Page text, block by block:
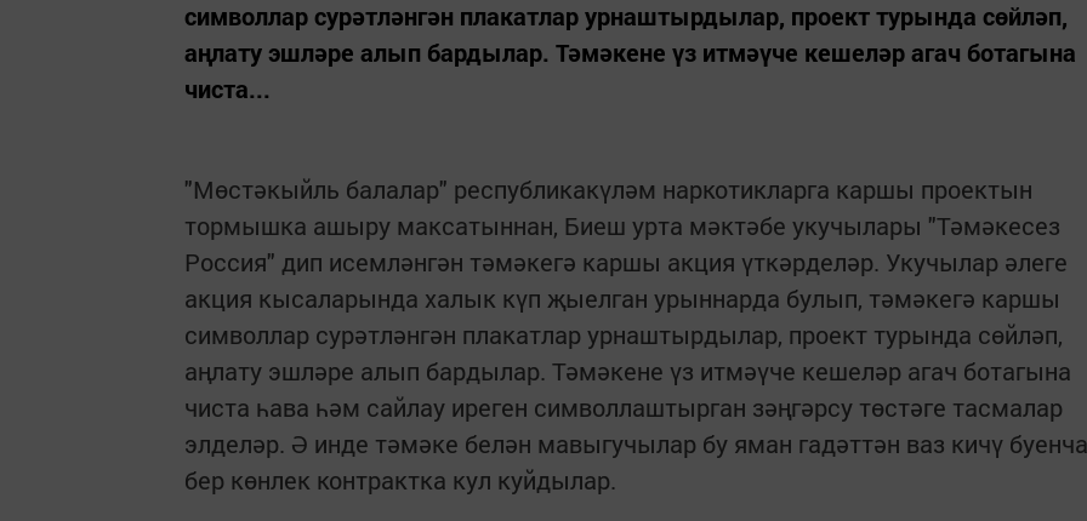
символлар сурәтләнгән плакатлар урнаштырдылар, проект турында сөйләп,
аңлату эшләре алып бардылар. Тәмәкене үз итмәүче кешеләр агач ботагына
чиста...
"Мөстәкыйль балалар" республикакүләм наркотикларга каршы проектын
тормышка ашыру максатыннан, Биеш урта мәктәбе укучылары "Тәмәкесез
Россия" дип исемләнгән тәмәкегә каршы акция үткәрделәр. Укучылар әлеге
акция кысаларында халык күп җыелган урыннарда булып, тәмәкегә каршы
символлар сурәтләнгән плакатлар урнаштырдылар, проект турында сөйләп,
аңлату эшләре алып бардылар. Тәмәкене үз итмәүче кешеләр агач ботагына
чиста һава һәм сайлау иреген символлаштырган зәңгәрсу төстәге тасмалар
элделәр. Ә инде тәмәке белән мавыгучылар бу яман гадәттән ваз кичү буенча
бер көнлек контрактка кул куйдылар.